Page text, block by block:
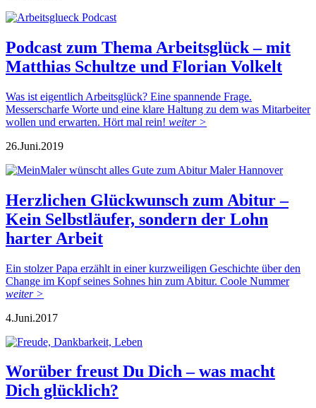
Podcast zum Thema Arbeitsglück – mit
Matthias Schultze und Florian Volkelt
Was ist eigentlich Arbeitsglück? Eine spannende Frage.
Messerscharfe Worte und eine klare Haltung zu dem was Mitarbeiter
wollen und erwarten. Hört mal rein! weiter >
26.Juni.2019
Herzlichen Glückwunsch zum Abitur –
Kein Selbstläufer, sondern der Lohn
harter Arbeit
Ein stolzer Papa erzählt in einer kurzweiligen Geschichte über den
Change im Kopf seines Sohnes hin zum Abitur. Coole Nummer
weiter >
4.Juni.2017
Worüber freust Du Dich – was macht
Dich glücklich?